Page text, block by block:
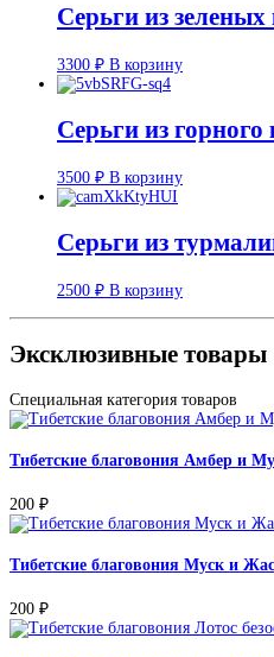
Серьги из
3300 ₽ В корзину
Серьги из горного
3500 ₽ В корзину
Серьги из
2500 ₽ В корзину
Эксклюзивные товары
Специальная категория товаров
Тибетские благовония Амбер и
200 ₽
Тибетские благовония Муск и
200 ₽